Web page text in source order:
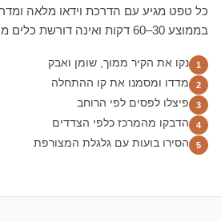
בממוצע 30–60 דקות ואינה דורשת כלים מיוחדים.
1 נקו את הקיר ממוך, שומן ואבק
2 מדדו ומסמנו את קו ההתחלה
3 פיצלו לפסים לפי הרוחב
4 הדבקו מהמרכז כלפי הצדדים
5 הסירו בועות עם גלגלת המצורפת